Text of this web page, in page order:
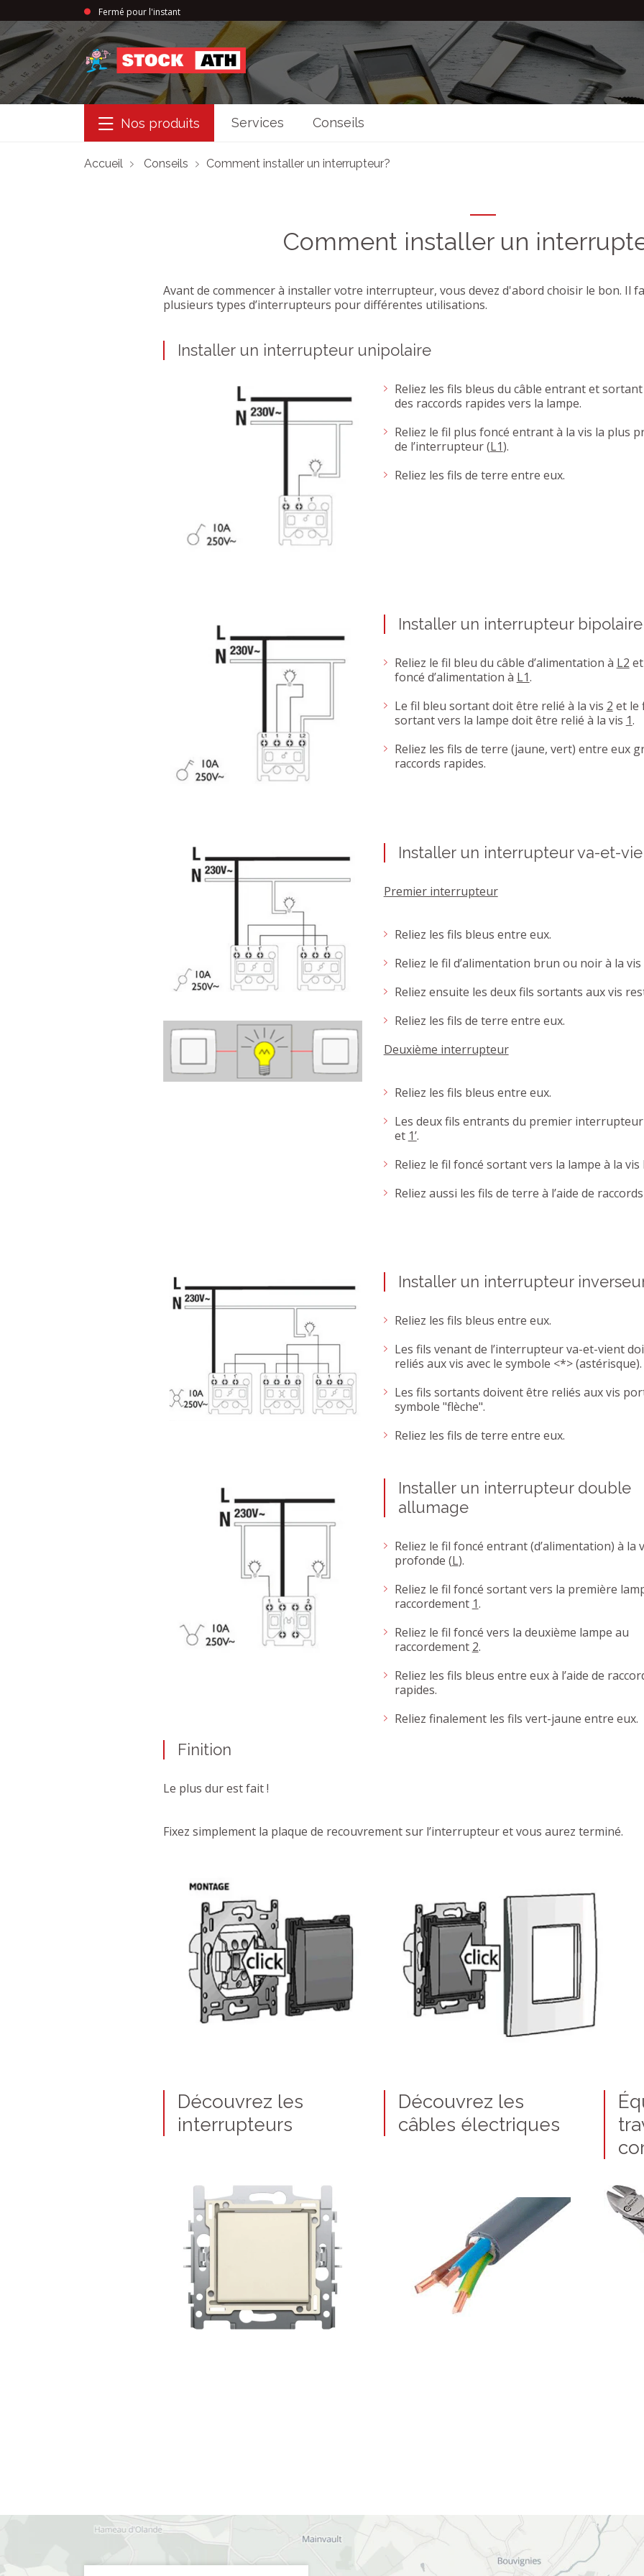
Fermé pour l'instant
StockAth
Nos produits Services Conseils
Accueil Conseils Comment installer un interrupteur?
Comment installer un
Avant de commencer à installer votre interrupteur, vous devez d'abord choisir le bon. Il
plusieurs types d’interrupteurs pour différentes utilisations.
Installer un interrupteur unipolaire
Reliez les fils bleus du câble entrant et sortant
des raccords rapides vers la lampe.
Reliez le fil plus foncé entrant à la vis la plus
de l’interrupteur (L1).
Reliez les fils de terre entre eux.
Installer un interrupteur bipolaire
Reliez le fil bleu du câble d’alimentation à L2
foncé d’alimentation à L1.
Le fil bleu sortant doit être relié à la vis 2 et le
sortant vers la lampe doit être relié à la vis 1.
Reliez les fils de terre (jaune, vert) entre eux
raccords rapides.
Installer un interrupteur va-et-
Premier interrupteur
Reliez les fils bleus entre eux.
Reliez le fil d’alimentation brun ou noir à la
Reliez ensuite les deux fils sortants aux vis
Reliez les fils de terre entre eux.
Deuxième interrupteur
Reliez les fils bleus entre eux.
Les deux fils entrants du premier
et 1’.
Reliez le fil foncé sortant vers la lampe à la
Reliez aussi les fils de terre à l’aide de
Installer un interrupteur
Reliez les fils bleus entre eux.
Les fils venant de l’interrupteur va-et-vient
reliés aux vis avec le symbole <*> (astérisque).
Les fils sortants doivent être reliés aux vis
symbole "flèche".
Reliez les fils de terre entre eux.
Installer un interrupteur double
allumage
Reliez le fil foncé entrant (d’alimentation) à la
profonde (L).
Reliez le fil foncé sortant vers la première
raccordement 1.
Reliez le fil foncé vers la deuxième lampe au
raccordement 2.
Reliez les fils bleus entre eux à l’aide de
rapides.
Reliez finalement les fils vert-jaune entre eux.
Finition
Le plus dur est fait !
Fixez simplement la plaque de recouvrement sur l’interrupteur et vous aurez terminé.
Découvrez les
interrupteurs
Découvrez les
câbles électriques